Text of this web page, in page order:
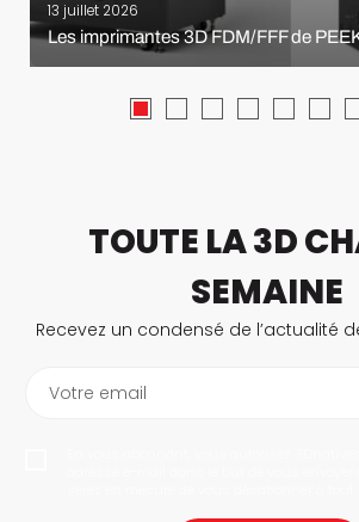
13 juillet 2026
Les imprimantes 3D FDM/FFF de
TOUTE LA 3D
SEMAINE
Recevez un condensé de l’actualité
Votre email